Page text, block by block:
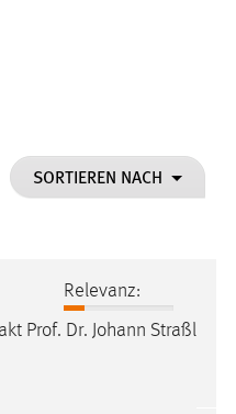
SORTIEREN NACH
Relevanz:
Prof. Dr. Johann Straßl